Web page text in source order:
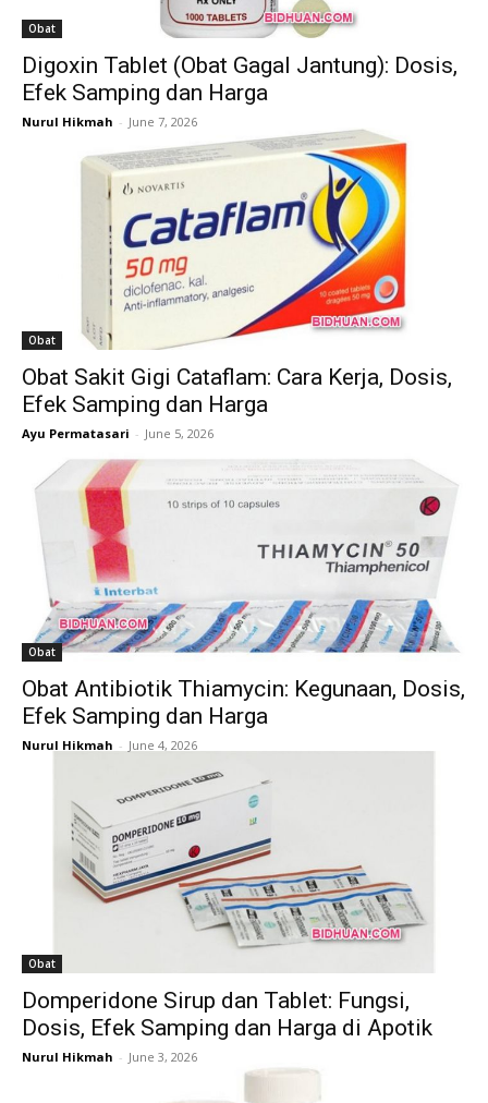
Obat
Digoxin Tablet (Obat Gagal Jantung): Dosis,
Efek Samping dan Harga
Nurul Hikmah - June 7, 2026
Obat
Obat Sakit Gigi Cataflam: Cara Kerja, Dosis,
Efek Samping dan Harga
Ayu Permatasari - June 5, 2026
Obat
Obat Antibiotik Thiamycin: Kegunaan, Dosis,
Efek Samping dan Harga
Nurul Hikmah - June 4, 2026
Obat
Domperidone Sirup dan Tablet: Fungsi,
Dosis, Efek Samping dan Harga di Apotik
Nurul Hikmah - June 3, 2026